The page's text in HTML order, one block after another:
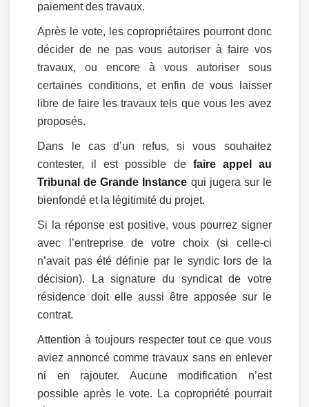
paiement des travaux.
Après le vote, les copropriétaires pourront donc
décider de ne pas vous autoriser à faire vos
travaux, ou encore à vous autoriser sous
certaines conditions, et enfin de vous laisser
libre de faire les travaux tels que vous les avez
proposés.
Dans le cas d’un refus, si vous souhaitez
contester, il est possible de faire appel au
Tribunal de Grande Instance qui jugera sur le
bienfondé et la légitimité du projet.
Si la réponse est positive, vous pourrez signer
avec l’entreprise de votre choix (si celle-ci
n’avait pas été définie par le syndic lors de la
décision). La signature du syndicat de votre
résidence doit elle aussi être apposée sur le
contrat.
Attention à toujours respecter tout ce que vous
aviez annoncé comme travaux sans en enlever
ni en rajouter. Aucune modification n’est
possible après le vote. La copropriété pourrait